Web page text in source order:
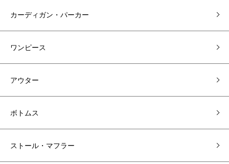
カーディガン・パーカー
ワンピース
アウター
ボトムス
ストール・マフラー